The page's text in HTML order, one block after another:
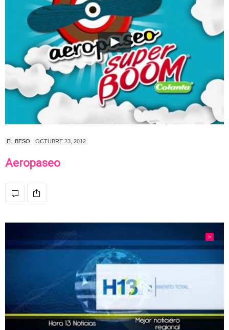
EL BESO OCTUBRE 23, 2012
Aeropaseo